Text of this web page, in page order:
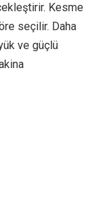
Kesme
seçilir. Daha
ve güçlü